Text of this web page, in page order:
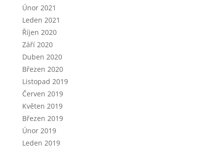
Únor 2021
Leden 2021
Říjen 2020
Září 2020
Duben 2020
Březen 2020
Listopad 2019
Červen 2019
Květen 2019
Březen 2019
Únor 2019
Leden 2019